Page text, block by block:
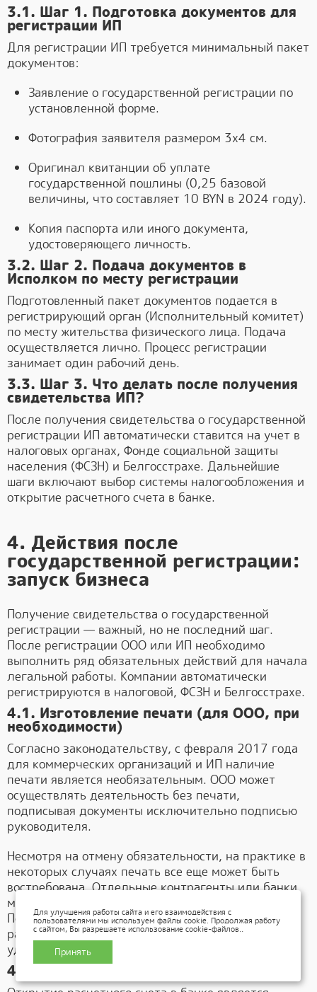
3.1. Шаг 1. Подготовка документов для
регистрации ИП
Для регистрации ИП требуется минимальный пакет
документов:
Заявление о государственной регистрации по
установленной форме.
Фотография заявителя размером 3х4 см.
Оригинал квитанции об уплате
государственной пошлины (0,25 базовой
величины, что составляет 10 BYN в 2024 году).
Копия паспорта или иного документа,
удостоверяющего личность.
3.2. Шаг 2. Подача документов в
Исполком по месту регистрации
Подготовленный пакет документов подается в
регистрирующий орган (Исполнительный комитет)
по месту жительства физического лица. Подача
осуществляется лично. Процесс регистрации
занимает один рабочий день.
3.3. Шаг 3. Что делать после получения
свидетельства ИП?
После получения свидетельства о государственной
регистрации ИП автоматически ставится на учет в
налоговых органах, Фонде социальной защиты
населения (ФСЗН) и Белгосстрахе. Дальнейшие
шаги включают выбор системы налогообложения и
открытие расчетного счета в банке.
4. Действия после
государственной регистрации:
запуск бизнеса
Получение свидетельства о государственной
регистрации — важный, но не последний шаг.
После регистрации ООО или ИП необходимо
выполнить ряд обязательных действий для начала
легальной работы. Компании автоматически
регистрируются в налоговой, ФСЗН и Белгосстрахе.
4.1. Изготовление печати (для ООО, при
необходимости)
Согласно законодательству, с февраля 2017 года
для коммерческих организаций и ИП наличие
печати является необязательным. ООО может
осуществлять деятельность без печати,
подписывая документы исключительно подписью
руководителя.
Несмотря на отмену обязательности, на практике в
некоторых случаях печать все еще может быть
востребована. Отдельные контрагенты или банки
могут требовать наличие печати на документах.
Поэтому изготовление печати можно
рассматривать как опциональное действие для
удобства ведения бизнеса.
4.2. Открытие расчетного счета в банке
Для улучшения работы сайта и его взаимодействия с
пользователями мы используем файлы cookie. Продолжая работу
с сайтом, Вы разрешаете использование cookie-файлов..
Принять